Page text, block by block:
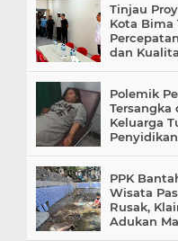
Tinjau
Kota Bima
dan
Polemik
Tersangka
Keluarga
PPK
Wisata
Rusak,
Adukan